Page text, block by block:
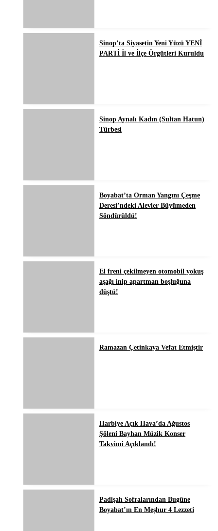
Sinop’ta Siyasetin Yeni Yüzü YENİ
PARTİ İl ve İlçe Örgütleri Kuruldu
Sinop Aynalı Kadın (Sultan Hatun)
Türbesi
Boyabat’ta Orman Yangını Çeşme
Deresi’ndeki Alevler Büyümeden
Söndürüldü!
El freni çekilmeyen otomobil yokuş
aşağı inip apartman boşluğuna
düştü!
Ramazan Çetinkaya Vefat Etmiştir
Harbiye Açık Hava’da Ağustos
Şöleni Bayhan Müzik Konser
Takvimi Açıklandı!
Padişah Sofralarından Bugüne
Boyabat’ın En Meşhur 4 Lezzeti